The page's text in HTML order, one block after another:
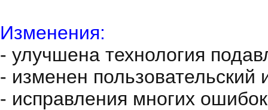
Изменения:
- улучшена технология
- изменен пользовательский
- исправления многих